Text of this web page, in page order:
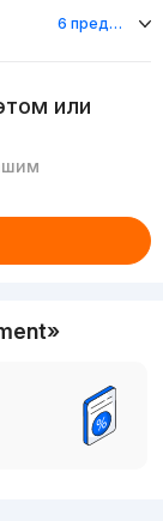
6 предложений
или